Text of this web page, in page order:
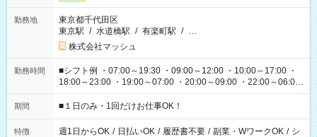
勤務地
東京都千代田区
東京駅 / 水道橋駅 / 有楽町駅 / …
株式会社マッシュ
勤務時間
■シフト例 ・07:00～19:30 ・09:00～12:00 ・10:00～17:00 ・
18:00～23:00 ・19:00～07:00 ・20:00～09:00 ・22:00～06:00
etc ★最短で3時間で5,120円のお仕事から 15時間で2万円近く稼
げるお仕事も！ ご希望のお時間に合わせてご紹介！ ※シフトは
ください！
期間 ■１日のみ・1回だけお仕事OK！
特徴 週1日からOK / 日払いOK / 履歴書不要 / 副業・WワークOK / シ